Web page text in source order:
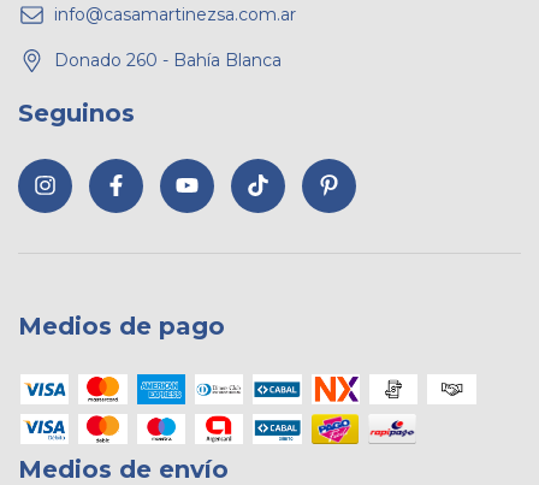
info@casamartinezsa.com.ar
Donado 260 - Bahía Blanca
Seguinos
Medios de pago
Medios de envío